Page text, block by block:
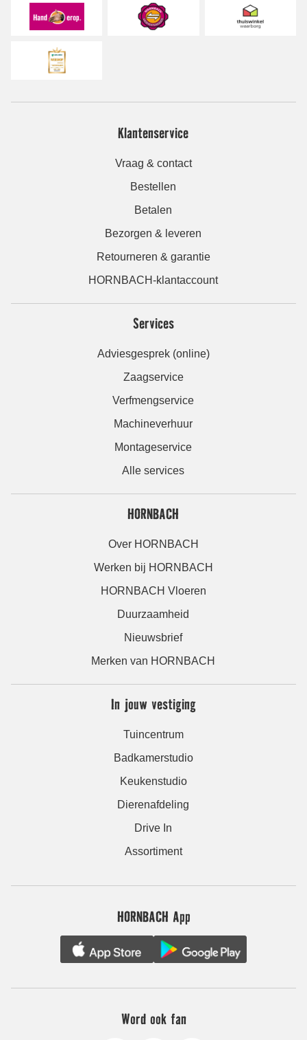
Klantenservice
Vraag & contact
Bestellen
Betalen
Bezorgen & leveren
Retourneren & garantie
HORNBACH-klantaccount
Services
Adviesgesprek (online)
Zaagservice
Verfmengservice
Machineverhuur
Montageservice
Alle services
HORNBACH
Over HORNBACH
Werken bij HORNBACH
HORNBACH Vloeren
Duurzaamheid
Nieuwsbrief
Merken van HORNBACH
In jouw vestiging
Tuincentrum
Badkamerstudio
Keukenstudio
Dierenafdeling
Drive In
Assortiment
HORNBACH App
Word ook fan